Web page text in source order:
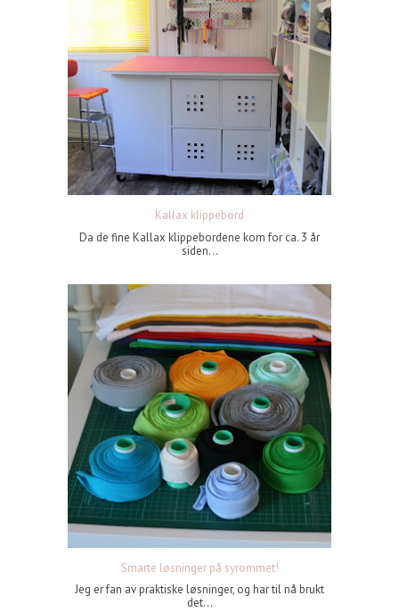
Kallax klippebord
Da de fine Kallax klippebordene kom for ca. 3 år
siden...
Smarte løsninger på syrommet!
Jeg er fan av praktiske løsninger, og har til nå brukt
det...